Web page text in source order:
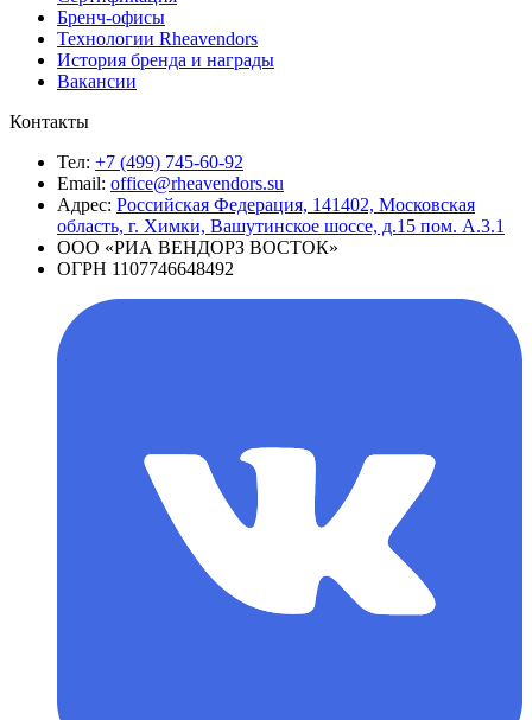
Бренч-офисы
Технологии Rheavendors
История бренда и награды
Вакансии
Контакты
Тел: +7 (499) 745-60-92
Email: office@rheavendors.su
Адрес: Российская Федерация, 141402, Московская
область, г. Химки, Вашутинское шоссе, д.15 пом. А.3.1
ООО «РИА ВЕНДОРЗ ВОСТОК»
ОГРН 1107746648492